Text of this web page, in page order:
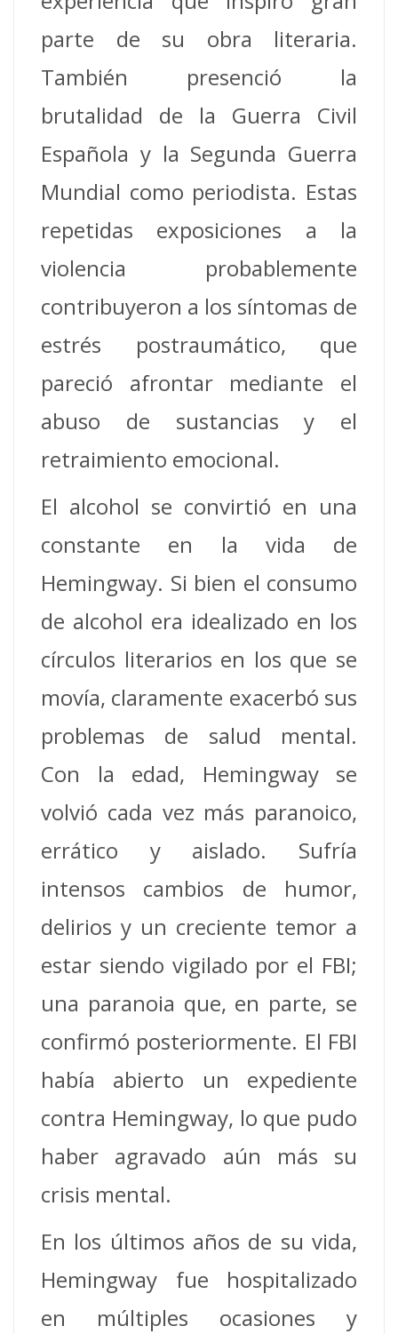
parte de su obra literaria.
También presenció la
brutalidad de la Guerra Civil
Española y la Segunda Guerra
Mundial como periodista. Estas
repetidas exposiciones a la
violencia probablemente
contribuyeron a los síntomas de
estrés postraumático, que
pareció afrontar mediante el
abuso de sustancias y el
retraimiento emocional.
El alcohol se convirtió en una
constante en la vida de
Hemingway. Si bien el consumo
de alcohol era idealizado en los
círculos literarios en los que se
movía, claramente exacerbó sus
problemas de salud mental.
Con la edad, Hemingway se
volvió cada vez más paranoico,
errático y aislado. Sufría
intensos cambios de humor,
delirios y un creciente temor a
estar siendo vigilado por el FBI;
una paranoia que, en parte, se
confirmó posteriormente. El FBI
había abierto un expediente
contra Hemingway, lo que pudo
haber agravado aún más su
crisis mental.
En los últimos años de su vida,
Hemingway fue hospitalizado
en múltiples ocasiones y